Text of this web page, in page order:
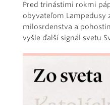
Pred trinástimi rokmi
obyvateľom Lampedusy
milosrdenstva a
vyšle ďalší signál svetu